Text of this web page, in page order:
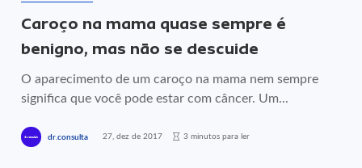
Caroço na mama quase sempre é
benigno, mas não se descuide
O aparecimento de um caroço na mama nem sempre
significa que você pode estar com câncer. Um...
dr.consulta 27, dez de 2017 3 minutos para ler